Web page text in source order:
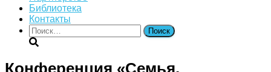
Библиотека
Контакты
Найти: